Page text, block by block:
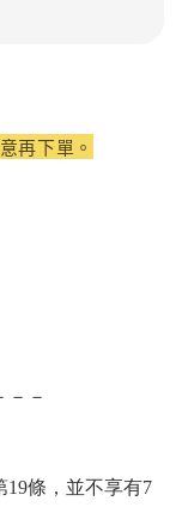
再下單。
－－
19條，並不享有7